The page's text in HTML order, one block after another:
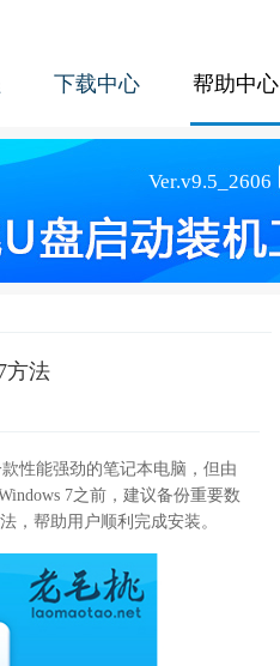
下载中心 帮助中心
方法
性能强劲的笔记本电脑，但由
7之前，建议备份重要数
，帮助用户顺利完成安装。